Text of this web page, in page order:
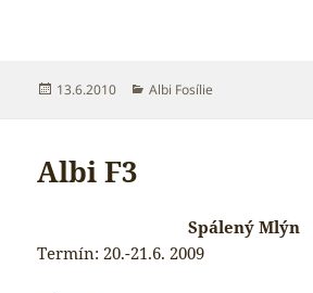
Publikováno:
13.6.2010 Rubriky:
Albi Fosílie
Albi F3
Spálený Mlýn
Termín: 20.-21.6. 2009